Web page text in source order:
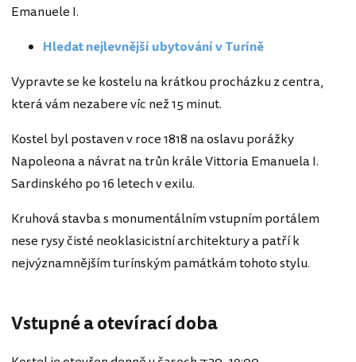
Emanuele I.
Hledat nejlevnější ubytování v Turíně
Vypravte se ke kostelu na krátkou procházku z centra,
která vám nezabere víc než 15 minut.
Kostel byl postaven v roce 1818 na oslavu porážky
Napoleona a návrat na trůn krále Vittoria Emanuela I.
Sardinského po 16 letech v exilu.
Kruhová stavba s monumentálním vstupním portálem
nese rysy čisté neoklasicistní architektury a patří k
nejvýznamnějším turínským památkám tohoto stylu.
Vstupné a otevírací doba